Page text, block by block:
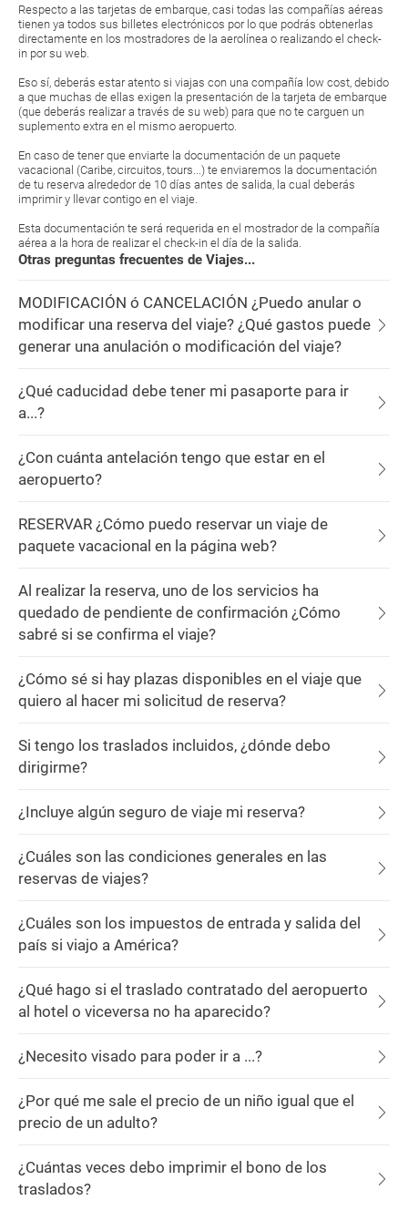
Respecto a las tarjetas de embarque, casi todas las compañías aéreas
tienen ya todos sus billetes electrónicos por lo que podrás obtenerlas
directamente en los mostradores de la aerolínea o realizando el check-
in por su web.
Eso sí, deberás estar atento si viajas con una compañía low cost, debido
a que muchas de ellas exigen la presentación de la tarjeta de embarque
(que deberás realizar a través de su web) para que no te carguen un
suplemento extra en el mismo aeropuerto.
En caso de tener que enviarte la documentación de un paquete
vacacional (Caribe, circuitos, tours...) te enviaremos la documentación
de tu reserva alrededor de 10 días antes de salida, la cual deberás
imprimir y llevar contigo en el viaje.
Esta documentación te será requerida en el mostrador de la compañía
aérea a la hora de realizar el check-in el día de la salida.
Otras preguntas frecuentes de Viajes...
MODIFICACIÓN ó CANCELACIÓN ¿Puedo anular o
modificar una reserva del viaje? ¿Qué gastos puede
generar una anulación o modificación del viaje?
¿Qué caducidad debe tener mi pasaporte para ir
a...?
¿Con cuánta antelación tengo que estar en el
aeropuerto?
RESERVAR ¿Cómo puedo reservar un viaje de
paquete vacacional en la página web?
Al realizar la reserva, uno de los servicios ha
quedado de pendiente de confirmación ¿Cómo
sabré si se confirma el viaje?
¿Cómo sé si hay plazas disponibles en el viaje que
quiero al hacer mi solicitud de reserva?
Si tengo los traslados incluidos, ¿dónde debo
dirigirme?
¿Incluye algún seguro de viaje mi reserva?
¿Cuáles son las condiciones generales en las
reservas de viajes?
¿Cuáles son los impuestos de entrada y salida del
país si viajo a América?
¿Qué hago si el traslado contratado del aeropuerto
al hotel o viceversa no ha aparecido?
¿Necesito visado para poder ir a ...?
¿Por qué me sale el precio de un niño igual que el
precio de un adulto?
¿Cuántas veces debo imprimir el bono de los
traslados?